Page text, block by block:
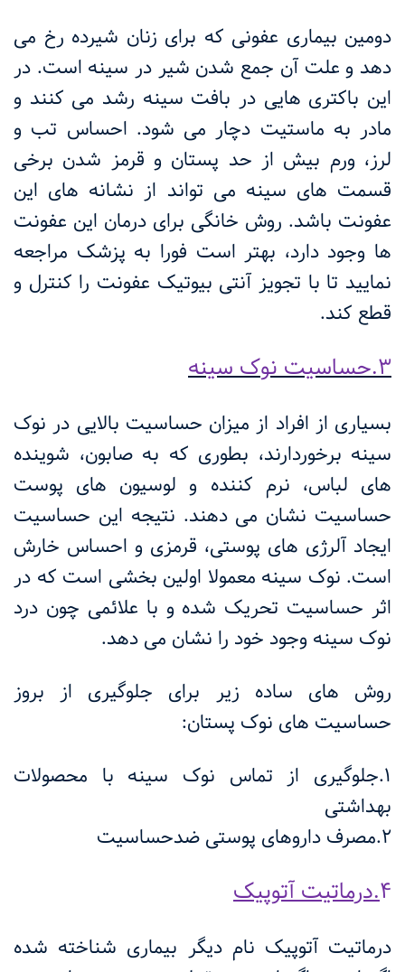
دومین بیماری عفونی که برای زنان شیرده رخ می
دهد و علت آن جمع شدن شیر در سینه است. در
این باکتری هایی در بافت سینه رشد می کنند و
مادر به ماستیت دچار می شود. احساس تب و
لرز، ورم بیش از حد پستان و قرمز شدن برخی
قسمت های سینه می تواند از نشانه های این
عفونت باشد. روش خانگی برای درمان این عفونت
ها وجود دارد، بهتر است فورا به پزشک مراجعه
نمایید تا با تجویز آنتی بیوتیک عفونت را کنترل و
قطع کند.
3.حساسیت نوک سینه
بسیاری از افراد از میزان حساسیت بالایی در نوک
سینه برخوردارند، بطوری که به صابون، شوینده
های لباس، نرم کننده و لوسیون های پوست
حساسیت نشان می دهند. نتیجه این حساسیت
ایجاد آلرژی های پوستی، قرمزی و احساس خارش
است. نوک سینه معمولا اولین بخشی است که در
اثر حساسیت تحریک شده و با علائمی چون درد
نوک سینه وجود خود را نشان می دهد.
روش های ساده زیر برای جلوگیری از بروز
حساسیت های نوک پستان:
1.جلوگیری از تماس نوک سینه با محصولات
بهداشتی
2.مصرف داروهای پوستی ضدحساسیت
4.درماتیت آتوپیک
درماتیت آتوپیک نام دیگر بیماری شناخته شده